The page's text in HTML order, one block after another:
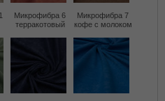
Микрофибра 6
терракотовый
Микрофибра 7
кофе с молоком